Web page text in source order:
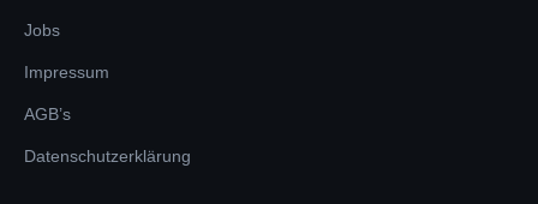
Jobs
Impressum
AGB’s
Datenschutzerklärung